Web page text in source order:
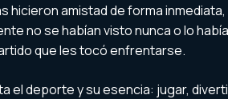
hicieron amistad de forma
no se habían visto nunca o lo
que les tocó enfrentarse.
el deporte y su esencia: jugar,